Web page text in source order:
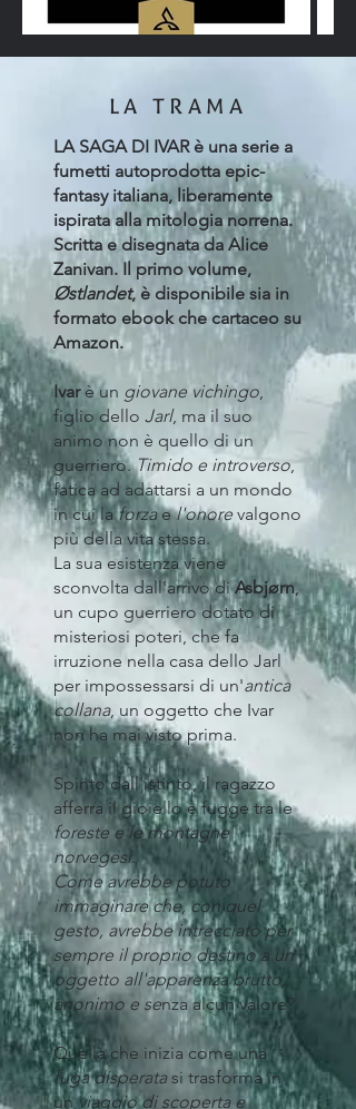
LA TRAMA
LA SAGA DI IVAR è una serie a
fumetti autoprodotta epic-
fantasy italiana, liberamente
ispirata alla mitologia norrena.
Scritta e disegnata da Alice
Zanivan. Il primo volume,
Østlandet, è disponibile sia in
formato ebook che cartaceo su
Amazon.
Ivar è un giovane vichingo,
figlio dello Jarl, ma il suo
animo non è quello di un
guerriero.Timido e introverso,
fatica ad adattarsi a un mondo
in cui laforzael'onore valgono
più della vita stessa.
La sua esistenza viene
sconvolta dall'arrivo diAsbjørn,
un cupo guerriero dotato di
misteriosi poteri, che fa
irruzione nella casa dello Jarl
per impossessarsi di un'antica
collana, un oggetto che Ivar
non ha mai visto prima.
Spinto dall'istinto, il ragazzo
afferra il gioiello e fugge tra le
foreste e le montagne
norvegesi.
Come avrebbe potuto
immaginare che, con quel
gesto, avrebbe intrecciato per
sempre il proprio destino a un
oggetto all'apparenza brutto,
anonimo e senza alcun valore?
Quella che inizia come una
fuga disperatasi trasforma in
unviaggio di scoperta e